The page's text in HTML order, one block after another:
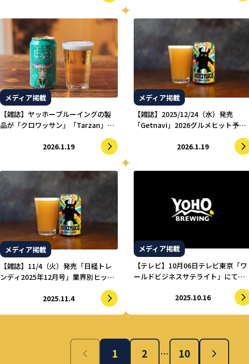
メディア掲載
【雑誌】ヤッホーブルーイングの製
品が「クロワッサン」「Tarzan」で
2026.1.19
メディア掲載
【雑誌】2025/12/24（水）発売
「Getnavi」2026グルメヒット予測
10で「有頂天エイリアンズ」が紹介
2026.1.19
メディア掲載
【雑誌】11/4（火）発売「日経トレ
ンディ2025年12月号」業界別ヒット
2025【酒類部門】で「有頂天エイリ
アンズ」が紹介されました
2025.11.4
メディア掲載
【テレビ】10月06日テレビ東京「ワ
ールドビジネスサテライト」にてゆ
2025.10.16
1 2 … 10